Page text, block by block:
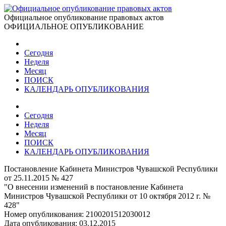
Официальное опубликование правовых актов
ОФИЦИАЛЬНОЕ ОПУБЛИКОВАНИЕ
Сегодня
Неделя
Месяц
ПОИСК
КАЛЕНДАРЬ ОПУБЛИКОВАНИЯ
Сегодня
Неделя
Месяц
ПОИСК
КАЛЕНДАРЬ ОПУБЛИКОВАНИЯ
Постановление Кабинета Министров Чувашской Республики
от 25.11.2015 № 427
"О внесении изменений в постановление Кабинета
Министров Чувашской Республики от 10 октября 2012 г. №
428"
Номер опубликования: 2100201512030012
Дата опубликования: 03.12.2015